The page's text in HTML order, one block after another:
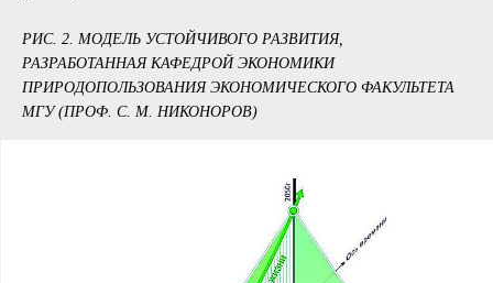
РИС. 2. МОДЕЛЬ УСТОЙЧИВОГО РАЗВИТИЯ,
РАЗРАБОТАННАЯ КАФЕДРОЙ ЭКОНОМИКИ
ПРИРОДОПОЛЬЗОВАНИЯ ЭКОНОМИЧЕСКОГО ФАКУЛЬТЕТА
МГУ (ПРОФ. С. М. НИКОНОРОВ)